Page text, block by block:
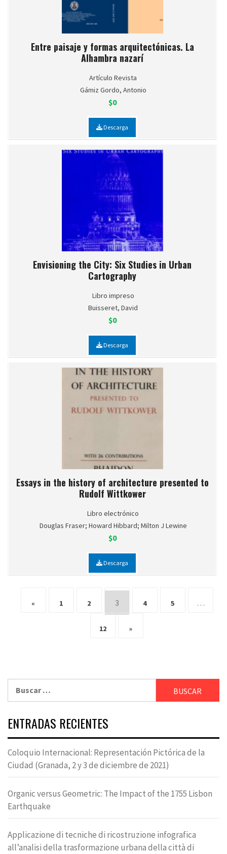
Entre paisaje y formas arquitectónicas. La
Alhambra nazarí
Artículo Revista
Gámiz Gordo, Antonio
$0
Descarga
Envisioning the City: Six Studies in Urban
Cartography
Libro impreso
Buisseret, David
$0
Descarga
Essays in the history of architecture presented to
Rudolf Wittkower
Libro electrónico
Douglas Fraser; Howard Hibbard; Milton J Lewine
$0
Descarga
« 1 2 3 4 5 …
12 »
ENTRADAS RECIENTES
Coloquio Internacional: Representación Pictórica de la
Ciudad (Granada, 2 y 3 de diciembre de 2021)
Organic versus Geometric: The Impact of the 1755 Lisbon
Earthquake
Applicazione di tecniche di ricostruzione infografica
all’analisi della trasformazione urbana della città di